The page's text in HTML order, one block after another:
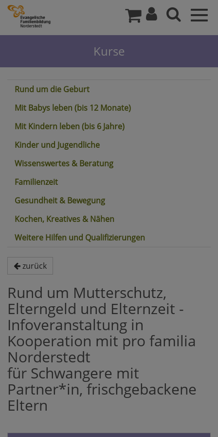
Kurse
Rund um die Geburt
Mit Babys leben (bis 12 Monate)
Mit Kindern leben (bis 6 Jahre)
Kinder und Jugendliche
Wissenswertes & Beratung
Familienzeit
Gesundheit & Bewegung
Kochen, Kreatives & Nähen
Weitere Hilfen und Qualifizierungen
zurück
Rund um Mutterschutz,
Elterngeld und Elternzeit -
Infoveranstaltung in
Kooperation mit pro familia
Norderstedt
für Schwangere mit
Partner*in, frischgebackene
Eltern